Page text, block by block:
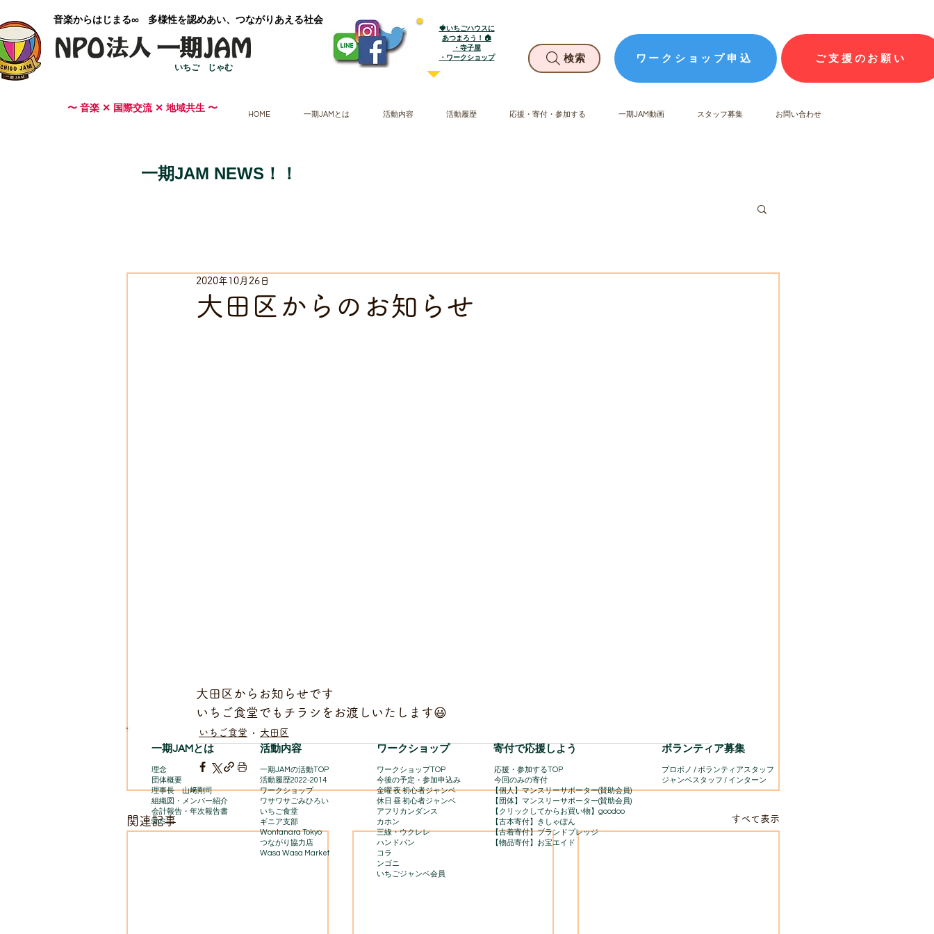
​音楽からはじまる∞ 多様性を認めあい、つながりあえる社会
いちご じゃむ
🍓いちごハウスに
あつまろう！🏠
・寺子屋
​・ワークショップ
検索 ワークショップ申込 ご支援のお願い
〜 音楽 ✕ 国際交流 ✕ 地域共生 〜
HOME 一期JAMとは 活動内容 活動履歴 応援・寄付・参加する 一期JAM動画 スタッフ募集 お問い合わせ
一期JAM NEWS！！
大田区からのお知らせ
2020年10月26日
大田区からお知らせです
いちご食堂でもチラシをお渡しいたします😃
いちご食堂 大田区
関連記事 すべて表示
一期JAMとは 活動内容
理念
団体概要
理事長 山﨑剛司
組織図・メンバー紹介
会計報告​・年次報告書
SNS
一期JAMの活動TOP
​活動履歴2022-2014
ワークショップ
ワサワサごみひろい
いちご食堂
ギニア支部
Wontanara Tokyo
​つながり協力店
Wasa Wasa Market​
​ワークショップ 寄付で応援しよう
ワークショップTOP
今後の予定・参加申込み
金曜 夜 初心者ジャンベ
休日 昼 初心者ジャンベ
アフリカンダンス
カホン
三線・ウクレレ
ハンドパン
コラ
ンゴニ
いちごジャンベ会員
応援・参加するTOP
今回のみの寄付
【個人】マンスリーサポーター(賛助会員)
【団体】マンスリーサポーター(賛助会員)
【クリックしてからお買い物】goodoo
【古本寄付】きしゃぽん
【古着寄付】ブランドプレッジ
【物品寄付】お宝エイド
ボランティア募集
プロボノ / ボランティアスタッフ
​ジャンベスタッフ / インターン